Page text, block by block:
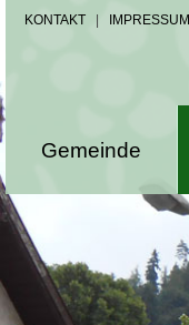
KONTAKT IMPRESSUM
Gemeinde